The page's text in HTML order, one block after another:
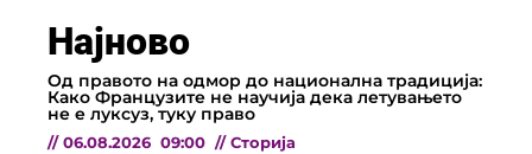
Најново
Од правото на одмор до национална традиција:
Како Французите не научија дека летувањето
не е луксуз, туку право
// 06.08.2026 09:00 // Сторија